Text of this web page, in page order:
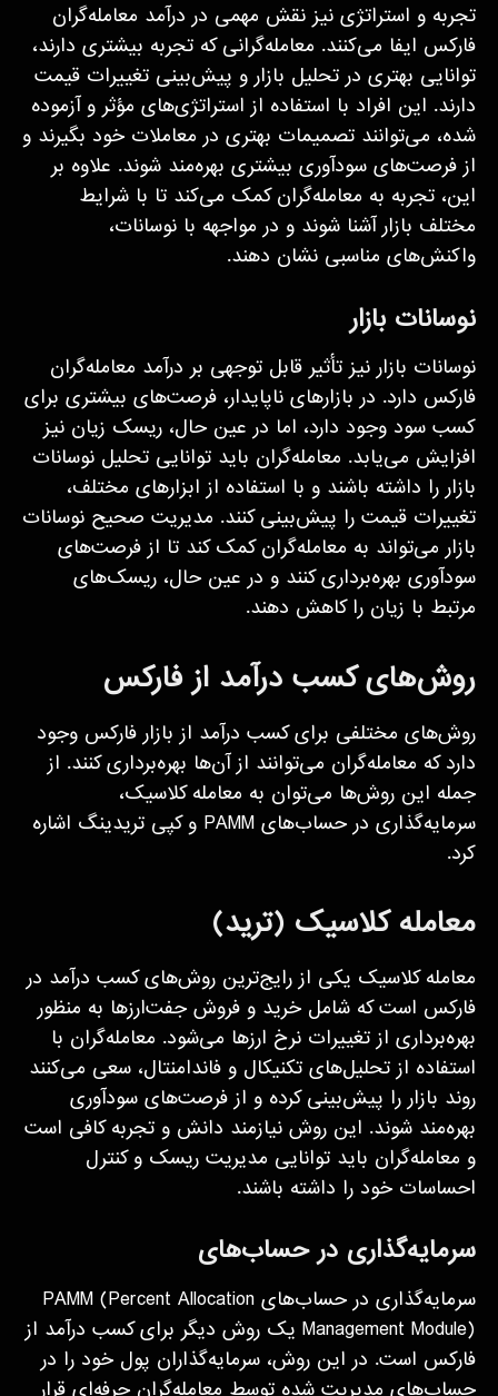
تجربه و استراتژی نیز نقش مهمی در درآمد معامله‌گران
فارکس ایفا می‌کنند. معامله‌گرانی که تجربه بیشتری دارند،
توانایی بهتری در تحلیل بازار و پیش‌بینی تغییرات قیمت
دارند. این افراد با استفاده از استراتژی‌های مؤثر و آزموده
شده، می‌توانند تصمیمات بهتری در معاملات خود بگیرند و
از فرصت‌های سودآوری بیشتری بهره‌مند شوند. علاوه بر
این، تجربه به معامله‌گران کمک می‌کند تا با شرایط
مختلف بازار آشنا شوند و در مواجهه با نوسانات،
واکنش‌های مناسبی نشان دهند.
نوسانات بازار
نوسانات بازار نیز تأثیر قابل توجهی بر درآمد معامله‌گران
فارکس دارد. در بازارهای ناپایدار، فرصت‌های بیشتری برای
کسب سود وجود دارد، اما در عین حال، ریسک زیان نیز
افزایش می‌یابد. معامله‌گران باید توانایی تحلیل نوسانات
بازار را داشته باشند و با استفاده از ابزارهای مختلف،
تغییرات قیمت را پیش‌بینی کنند. مدیریت صحیح نوسانات
بازار می‌تواند به معامله‌گران کمک کند تا از فرصت‌های
سودآوری بهره‌برداری کنند و در عین حال، ریسک‌های
مرتبط با زیان را کاهش دهند.
روش‌های کسب درآمد از فارکس
روش‌های مختلفی برای کسب درآمد از بازار فارکس وجود
دارد که معامله‌گران می‌توانند از آن‌ها بهره‌برداری کنند. از
جمله این روش‌ها می‌توان به معامله کلاسیک،
سرمایه‌گذاری در حساب‌های PAMM و کپی تریدینگ اشاره
کرد.
معامله کلاسیک (ترید)
معامله کلاسیک یکی از رایج‌ترین روش‌های کسب درآمد در
فارکس است که شامل خرید و فروش جفت‌ارزها به منظور
بهره‌برداری از تغییرات نرخ ارزها می‌شود. معامله‌گران با
استفاده از تحلیل‌های تکنیکال و فاندامنتال، سعی می‌کنند
روند بازار را پیش‌بینی کرده و از فرصت‌های سودآوری
بهره‌مند شوند. این روش نیازمند دانش و تجربه کافی است
و معامله‌گران باید توانایی مدیریت ریسک و کنترل
احساسات خود را داشته باشند.
سرمایه‌گذاری در حساب‌های
سرمایه‌گذاری در حساب‌های PAMM (Percent Allocation
Management Module) یک روش دیگر برای کسب درآمد از
فارکس است. در این روش، سرمایه‌گذاران پول خود را در
حساب‌های مدیریت شده توسط معامله‌گران حرفه‌ای قرار